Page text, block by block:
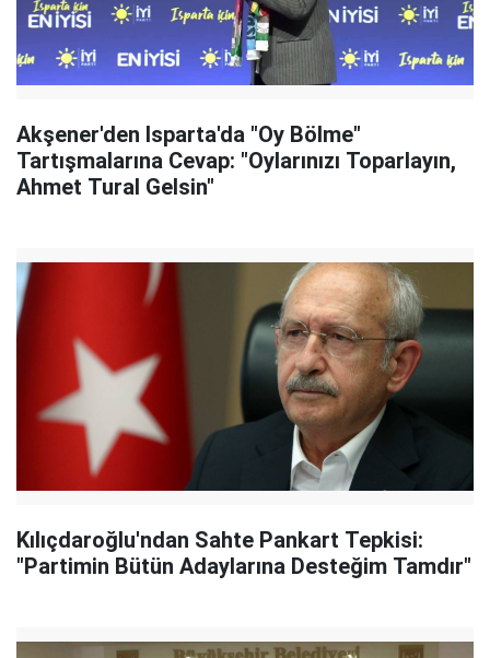
Akşener'den Isparta'da "Oy Bölme"
Tartışmalarına Cevap: "Oylarınızı Toparlayın,
Ahmet Tural Gelsin"
Kılıçdaroğlu'ndan Sahte Pankart Tepkisi:
"Partimin Bütün Adaylarına Desteğim Tamdır"